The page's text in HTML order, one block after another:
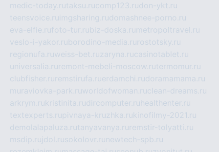
medic-today.rutaksu.rucomp123.rudon-ykt.ru
teensvoice.ru imgsharing.rudomashnee-porno.ru
eva-elfie.rufoto-tur.rubiz-doska.ru metropoltravel.ru
veslo-i-yakor.ruborodino-media.ru rostotsky.ru
regionufa.ruweiss-bet.ruzaryna.rucasinotablet.ru
universalia.ru remont-mebeli-moscow.rutermomur.ru
clubfisher.ru remstirufa.ruerdamchi.rudoramamama.ru
muraviovka-park.ruworldofwoman.ruclean-dreams.ru
arkrym.rukristinita.rudircomputer.ru healthenter.ru
textexperts.rupivnaya-kruzhka.rukinofilmy-2021.ru
demolalapaluza.rutanyavanya.ru remstir-tolyatti.ru
msdip.ru jdol.rusokolovr.ru newtech-spb.ru